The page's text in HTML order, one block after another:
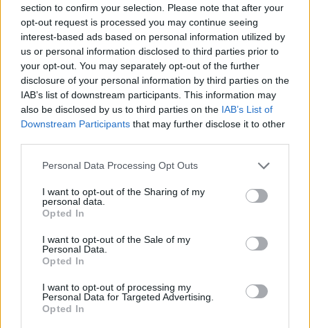
section to confirm your selection. Please note that after your
opt-out request is processed you may continue seeing
interest-based ads based on personal information utilized by
us or personal information disclosed to third parties prior to
your opt-out. You may separately opt-out of the further
disclosure of your personal information by third parties on the
IAB’s list of downstream participants. This information may
also be disclosed by us to third parties on the IAB’s List of
Downstream Participants that may further disclose it to other
Please note that this website/app uses one or more Google
not limited to your visit or usage behaviour. You may click to
grant or deny consent to Google and its third-party tags to
use your data for below specified purposes in below Google
consent section.
Personal Data Processing Opt Outs
I want to opt-out of the Sharing of my
personal data.
Opted In
I want to opt-out of the Sale of my
Personal Data.
Opted In
I want to opt-out of processing my
Personal Data for Targeted Advertising.
Opted In
La Universidad de Jaén ha obtenido cuatro ayudas…
CIENCIA Y TECNOLOGÍA
mitigaciones aplicadas
La inteligencia artificial ética es fundamental para un…
CIENCIA Y TECNOLOGÍA